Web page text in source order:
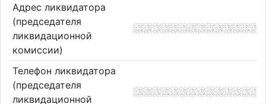
Адрес ликвидатора
(председателя
ликвидационной
комиссии)
Телефон ликвидатора
(председателя
ликвидационной